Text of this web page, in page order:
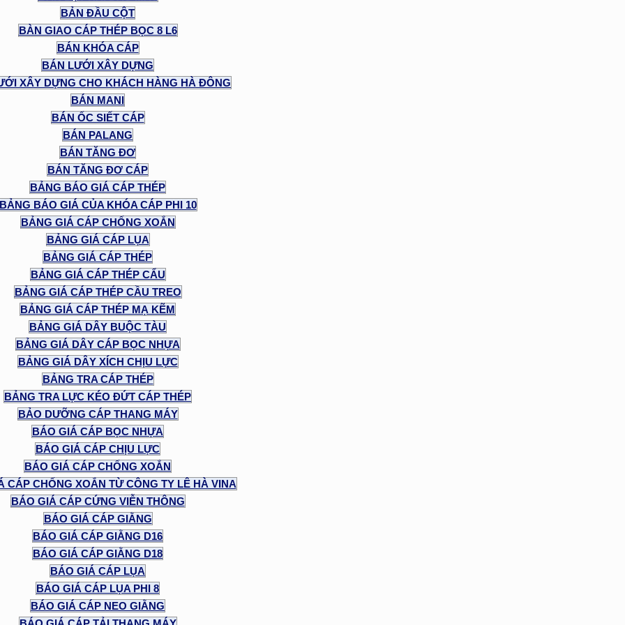
BẢN ĐẦU CỘT
BÀN GIAO CÁP THÉP BỌC 8 L6
BÁN KHÓA CÁP
BÁN LƯỚI XÂY DỰNG
XÂY DỰNG CHO KHÁCH HÀNG HÀ ĐÔNG
BÁN MANI
BÁN ỐC SIẾT CÁP
BÁN PALANG
BÁN TĂNG ĐƠ
BÁN TĂNG ĐƠ CÁP
BẢNG BÁO GIÁ CÁP THÉP
BẢNG BÁO GIÁ CỦA KHÓA CÁP PHI 10
BẢNG GIÁ CÁP CHỐNG XOẮN
BẢNG GIÁ CÁP LỤA
BẢNG GIÁ CÁP THÉP
BẢNG GIÁ CÁP THÉP CẨU
BẢNG GIÁ CÁP THÉP CẦU TREO
BẢNG GIÁ CÁP THÉP MẠ KẼM
BẢNG GIÁ DÂY BUỘC TÀU
BẢNG GIÁ DÂY CÁP BỌC NHỰA
BẢNG GIÁ DÂY XÍCH CHỊU LỰC
BẢNG TRA CÁP THÉP
BẢNG TRA LỰC KÉO ĐỨT CÁP THÉP
BẢO DƯỠNG CÁP THANG MÁY
BÁO GIÁ CÁP BỌC NHỰA
BÁO GIÁ CÁP CHỊU LỰC
BÁO GIÁ CÁP CHỐNG XOẮN
CÁP CHỐNG XOẮN TỪ CÔNG TY LÊ HÀ VINA
BÁO GIÁ CÁP CỨNG VIỄN THÔNG
BÁO GIÁ CÁP GIẰNG
BÁO GIÁ CÁP GIẰNG D16
BÁO GIÁ CÁP GIẰNG D18
BÁO GIÁ CÁP LỤA
BÁO GIÁ CÁP LỤA PHI 8
BÁO GIÁ CÁP NEO GIẰNG